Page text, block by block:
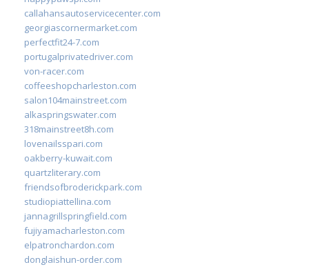
callahansautoservicecenter.com
georgiascornermarket.com
perfectfit24-7.com
portugalprivatedriver.com
von-racer.com
coffeeshopcharleston.com
salon104mainstreet.com
alkaspringswater.com
318mainstreet8h.com
lovenailsspari.com
oakberry-kuwait.com
quartzliterary.com
friendsofbroderickpark.com
studiopiattellina.com
jannagrillspringfield.com
fujiyamacharleston.com
elpatronchardon.com
donglaishun-order.com